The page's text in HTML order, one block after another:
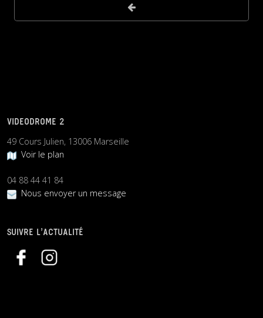
VIDEODROME 2
49 Cours Julien, 13006 Marseille
Voir le plan
04 88 44 41 84
Nous envoyer un message
SUIVRE L’ACTUALITÉ